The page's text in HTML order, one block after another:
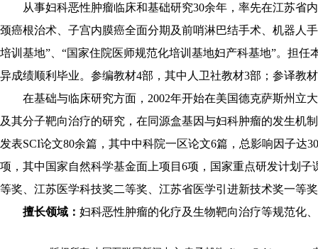
从事妇科恶性肿瘤临床和基础研究30余年，率先在江苏省
颈癌根治术、子宫内膜癌全面分期及前哨淋巴结手术、机器人
培训基地”、“国家住院医师规范化培训基地妇产科基地”。担
异成绩顺利毕业。参编教材4部，其中人卫社教材3部；参译教
在基础与临床研究方面，2002年开始在美国德克萨斯州立
及其分子靶向治疗的研究，在同源盒基因与妇科肿瘤的发生机
发表SCI论文80余篇，其中中科院一区论文6篇，总影响因子达
项，其中国家自然科学基金面上项目6项，国家重点研发计划
等奖、江苏医学科技奖二等奖、江苏省医学引进新技术奖一等
擅长领域： 妇科恶性肿瘤的化疗及生物靶向治疗等规范化